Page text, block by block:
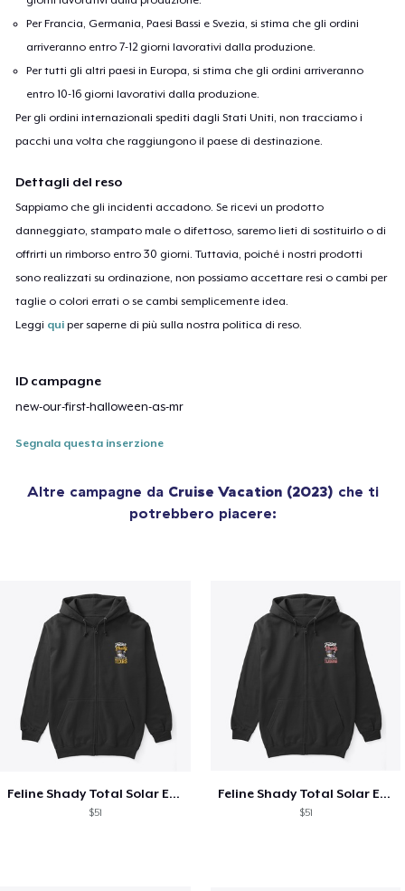
Per Francia, Germania, Paesi Bassi e Svezia, si stima che gli ordini
arriveranno entro 7-12 giorni lavorativi dalla produzione.
Per tutti gli altri paesi in Europa, si stima che gli ordini arriveranno
entro 10-16 giorni lavorativi dalla produzione.
Per gli ordini internazionali spediti dagli Stati Uniti, non tracciamo i
pacchi una volta che raggiungono il paese di destinazione.
Dettagli del reso
Sappiamo che gli incidenti accadono. Se ricevi un prodotto
danneggiato, stampato male o difettoso, saremo lieti di sostituirlo o di
offrirti un rimborso entro 30 giorni. Tuttavia, poiché i nostri prodotti
sono realizzati su ordinazione, non possiamo accettare resi o cambi per
taglie o colori errati o se cambi semplicemente idea.
Leggi qui per saperne di più sulla nostra politica di reso.
ID campagne
new-our-first-halloween-as-mr
Segnala questa inserzione
Altre campagne da Cruise Vacation (2023) che ti
potrebbero piacere:
Feline Shady Total Solar Eclipse Texas
$51
Feline Shady Total Solar Eclipse Tijuana
$51